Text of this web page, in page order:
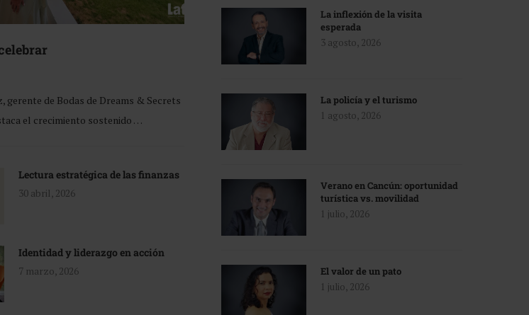
gerente de Bodas de Dreams & Secrets
el crecimiento sostenido …
Lectura estratégica de las finanzas
30 abril, 2026
Identidad y liderazgo en acción
7 marzo, 2026
La inflexión de la visita
esperada
3 agosto, 2026
La policía y el turismo
1 agosto, 2026
Verano en Cancún: oportunidad
turística vs. movilidad
1 julio, 2026
El valor de un pato
1 julio, 2026